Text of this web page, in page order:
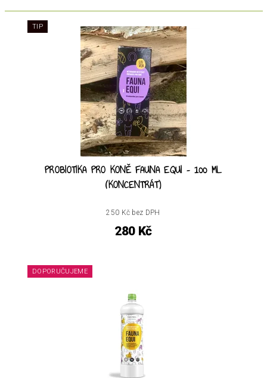
TIP
PROBIOTIKA PRO KONĚ FAUNA EQUI – 100 ML
(KONCENTRÁT)
250 Kč bez DPH
280 Kč
DOPORUČUJEME